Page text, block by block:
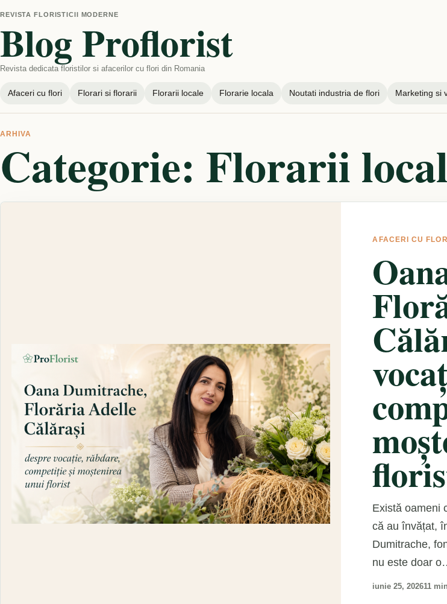
REVISTA FLORISTICII MODERNE
Blog Proflorist
Revista dedicata floristilor si afacerilor cu flori din Romania
Afaceri cu flori Florari si florarii Florarii locale Florarie locala Noutati industria de flori Marketing si
ARHIVA
Categorie: Florarii
AFACERI CU FLORI
Există oameni
că au învățat,
Dumitrache,
nu este doar
iunie 25, 202611